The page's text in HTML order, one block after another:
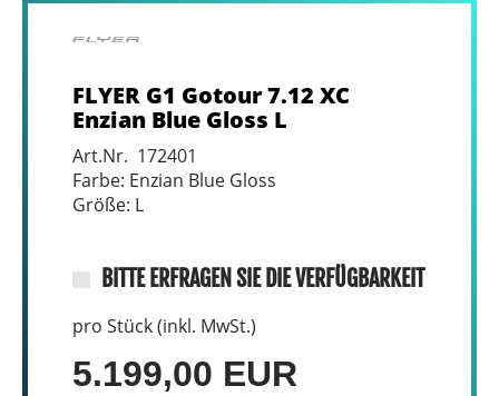
FLYER G1 Gotour 7.12 XC
Enzian Blue Gloss L
Art.Nr. 172401
Farbe: Enzian Blue Gloss
Größe: L
BITTE ERFRAGEN SIE DIE VERFÜGBARKEIT
pro Stück (inkl. MwSt.)
5.199,00 EUR